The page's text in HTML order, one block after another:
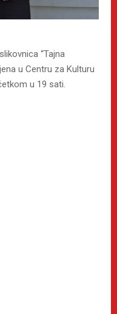
“Tajna
u Centru za Kulturu
u 19 sati.